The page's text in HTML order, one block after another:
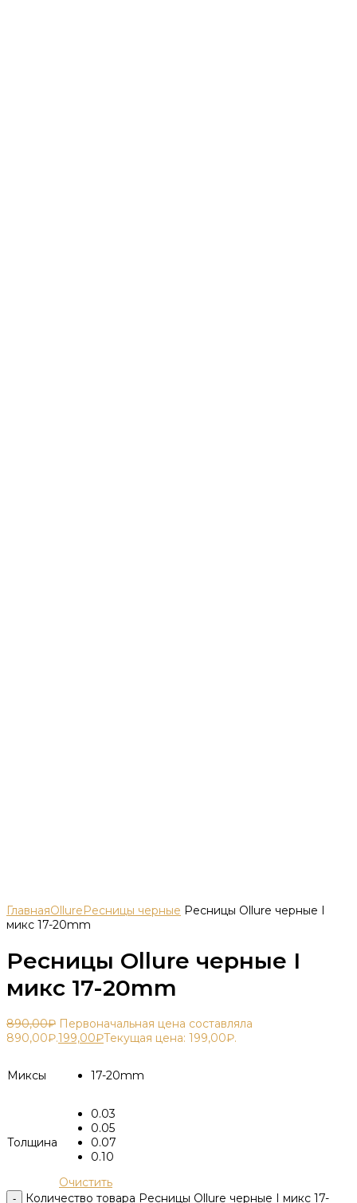
ГлавнаяOllureРесницы черные Ресницы Ollure черные I
микс 17-20mm
Ресницы Ollure черные I
микс 17-20mm
890,00₽ Первоначальная цена составляла
890,00₽.199,00₽Текущая цена: 199,00₽.
Миксы 17-20mm
Толщина
0.03
0.05
0.07
0.10
Очистить
Количество товара Ресницы Ollure черные I микс 17-